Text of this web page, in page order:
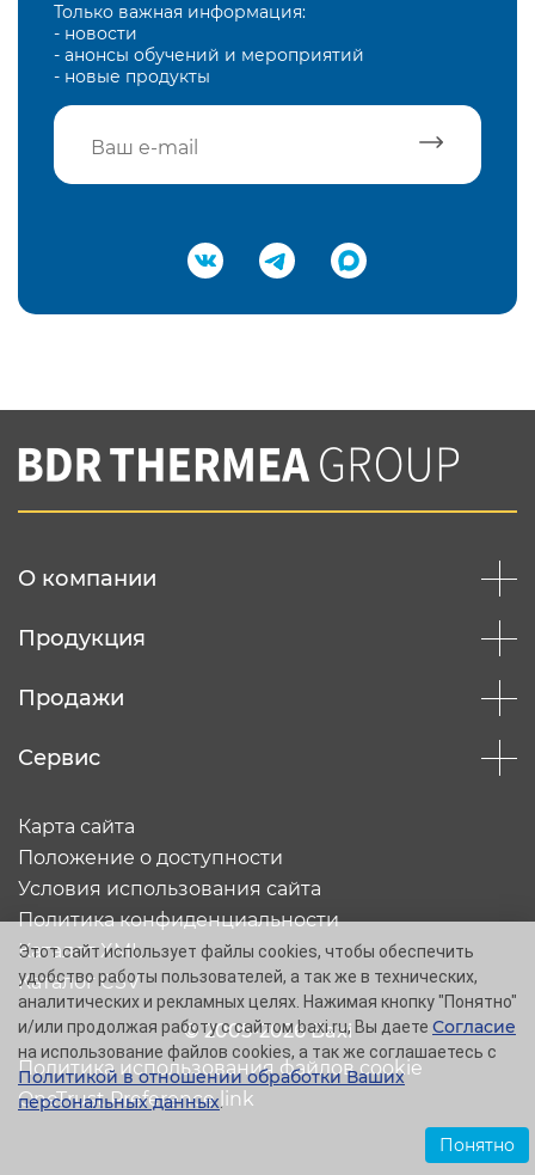
Только важная информация:
- новости
- анонсы обучений и мероприятий
- новые продукты
Подтвердить e-mail
Вы соглашаетесь с нашей политикой
конфеденциальности
О компании
Продукция
Продажи
Сервис
© 2005-2026 Baxi
Карта сайта
Положение о доступности
Условия использования сайта
Политика конфиденциальности
Каталог XML
Каталог CSV
Политика использования файлов cookie
OneTrust Preference link
Этот сайт использует файлы cookies, чтобы обеспечить
удобство работы пользователей, а так же в технических,
аналитических и рекламных целях. Нажимая кнопку "Понятно"
и/или продолжая работу с сайтом baxi.ru, Вы даете Согласие
на использование файлов cookies, а так же соглашаетесь с
Политикой в отношении обработки Ваших
персональных данных.
Понятно